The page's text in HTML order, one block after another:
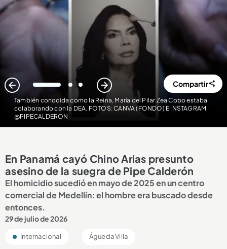
También conocida como la Reina, María del Pilar Zea Cobo estaba
colaborando con la DEA. FOTOS: CANVA (FONDO) E INSTAGRAM
@PIPECALDERON
1 2 3 Compartir
En Panamá cayó Chino Arias presunto
asesino de la suegra de Pipe Calderón
El homicidio sucedió en mayo de 2025 en un centro
comercial de Medellín: el hombre era buscado desde
entonces.
29 de julio de 2026
Internacional Águeda Villa